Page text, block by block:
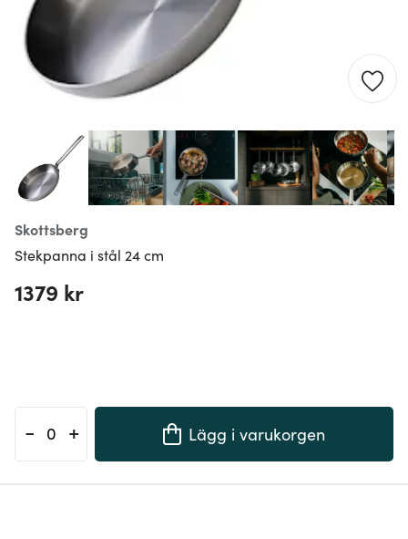
Skottsberg
Stekpanna i stål 24 cm
1379 kr
- + Lägg i varukorgen